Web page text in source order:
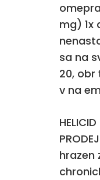
mg) 1x
sa na
20, obr
v na
hrazen